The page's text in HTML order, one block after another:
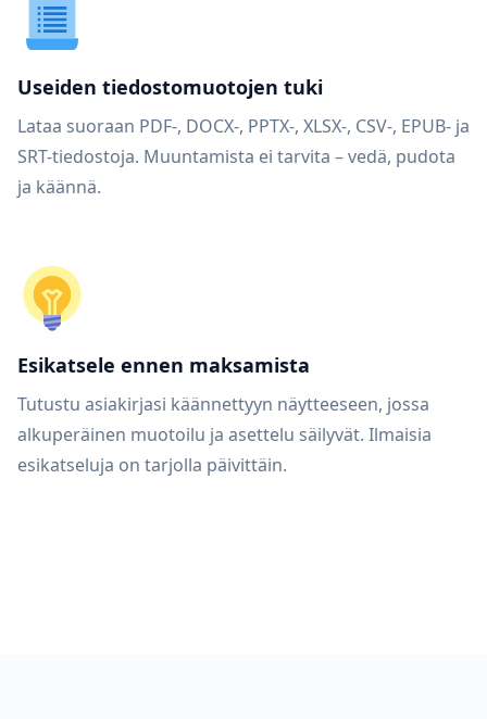
Useiden tiedostomuotojen tuki
Lataa suoraan PDF-, DOCX-, PPTX-, XLSX-, CSV-, EPUB- ja
SRT-tiedostoja. Muuntamista ei tarvita – vedä, pudota
ja käännä.
Esikatsele ennen maksamista
Tutustu asiakirjasi käännettyyn näytteeseen, jossa
alkuperäinen muotoilu ja asettelu säilyvät. Ilmaisia
esikatseluja on tarjolla päivittäin.